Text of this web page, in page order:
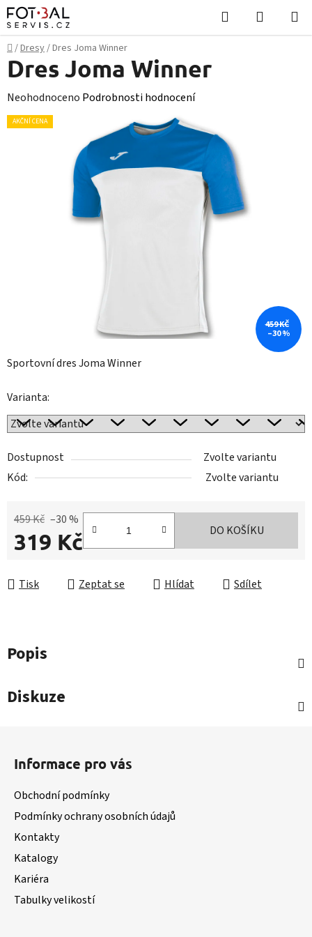
Přejít
na
obsah
Hledat
KOŠÍK
Domů
/Dresy/Dres Joma Winner
Sportovní dres Joma Winner
Varianta:
Dostupnost
Zvolte variantu
Kód:
Zvolte variantu
459 Kč –30 %
319 Kč DO KOŠÍKU
Tisk Zeptat se Hlídat Sdílet
Dres Joma Winner
Průměrné
hodnocení
Neohodnoceno Podrobnosti hodnocení
AKČNÍ CENA
459 KČ
–30 %
Popis
Diskuze
Informace pro vás
Obchodní podmínky
Podmínky ochrany osobních údajů
Kontakty
Katalogy
Kariéra
Tabulky velikostí